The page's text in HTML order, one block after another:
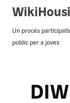
SkipUn procés
públic per a joves